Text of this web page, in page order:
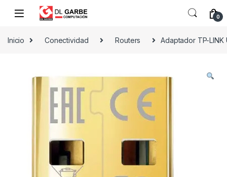
0
Inicio Conectividad Routers Adaptador TP-LINK